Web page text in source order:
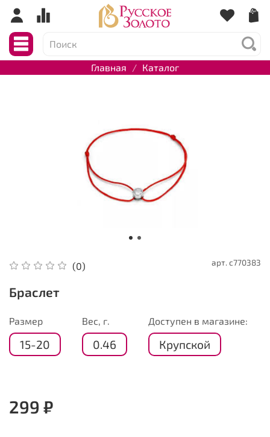
Главная Каталог
(0) арт. с770383
Браслет
Размер
15-20
Вес, г.
0.46
Доступен в магазине:
Крупской
299 ₽